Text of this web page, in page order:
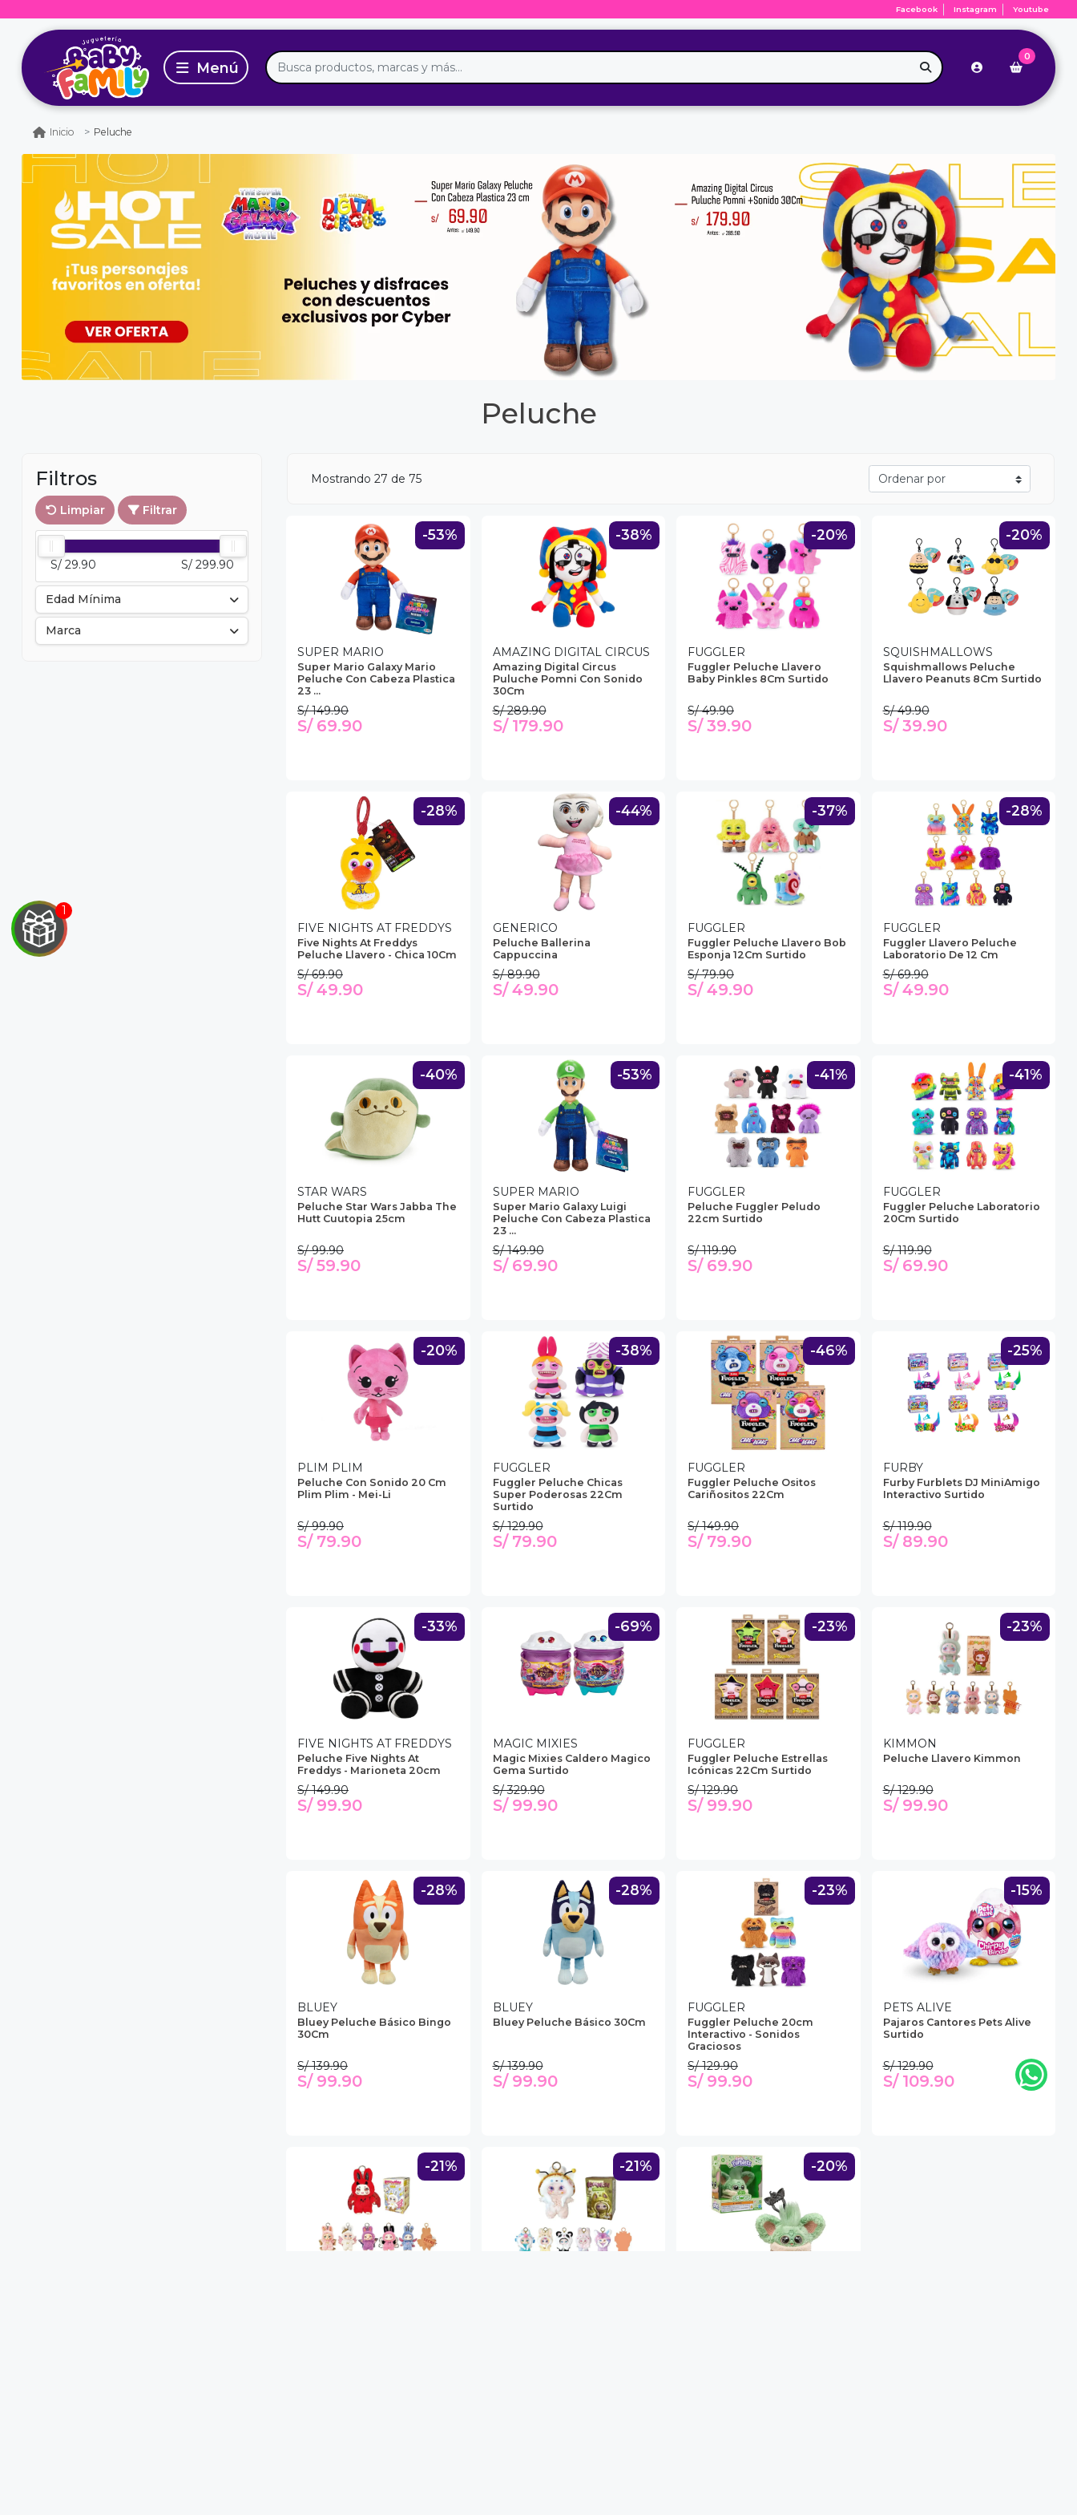
Facebook Instagram Youtube
0
Inicio Peluche
Peluche
Filtros
Limpiar Filtrar
S/ 29.90 S/ 299.90
Edad Mínima
Marca
Mostrando 27 de 75
-53%
SUPER MARIO
Super Mario Galaxy Mario
Peluche Con Cabeza Plastica
23 ...
S/ 149.90
S/ 69.90
-38%
AMAZING DIGITAL CIRCUS
Amazing Digital Circus
Puluche Pomni Con Sonido
30Cm
S/ 289.90
S/ 179.90
-20%
FUGGLER
Fuggler Peluche Llavero
Baby Pinkles 8Cm Surtido
S/ 49.90
S/ 39.90
-20%
SQUISHMALLOWS
Squishmallows Peluche
Llavero Peanuts 8Cm Surtido
S/ 49.90
S/ 39.90
-28%
FIVE NIGHTS AT FREDDYS
Five Nights At Freddys
Peluche Llavero - Chica 10Cm
S/ 69.90
S/ 49.90
-44%
GENERICO
Peluche Ballerina
Cappuccina
S/ 89.90
S/ 49.90
-37%
FUGGLER
Fuggler Peluche Llavero Bob
Esponja 12Cm Surtido
S/ 79.90
S/ 49.90
-28%
FUGGLER
Fuggler Llavero Peluche
Laboratorio De 12 Cm
S/ 69.90
S/ 49.90
-40%
STAR WARS
Peluche Star Wars Jabba The
Hutt Cuutopia 25cm
S/ 99.90
S/ 59.90
-53%
SUPER MARIO
Super Mario Galaxy Luigi
Peluche Con Cabeza Plastica
23 ...
S/ 149.90
S/ 69.90
-41%
FUGGLER
Peluche Fuggler Peludo
22cm Surtido
S/ 119.90
S/ 69.90
-41%
FUGGLER
Fuggler Peluche Laboratorio
20Cm Surtido
S/ 119.90
S/ 69.90
-20%
PLIM PLIM
Peluche Con Sonido 20 Cm
Plim Plim - Mei-Li
S/ 99.90
S/ 79.90
-38%
FUGGLER
Fuggler Peluche Chicas
Super Poderosas 22Cm
Surtido
S/ 129.90
S/ 79.90
-46%
FUGGLER
Fuggler Peluche Ositos
Cariñositos 22Cm
S/ 149.90
S/ 79.90
-25%
FURBY
Furby Furblets DJ MiniAmigo
Interactivo Surtido
S/ 119.90
S/ 89.90
-33%
FIVE NIGHTS AT FREDDYS
Peluche Five Nights At
Freddys - Marioneta 20cm
S/ 149.90
S/ 99.90
-69%
MAGIC MIXIES
Magic Mixies Caldero Magico
Gema Surtido
S/ 329.90
S/ 99.90
-23%
FUGGLER
Fuggler Peluche Estrellas
Icónicas 22Cm Surtido
S/ 129.90
S/ 99.90
-23%
KIMMON
Peluche Llavero Kimmon
S/ 129.90
S/ 99.90
-28%
BLUEY
Bluey Peluche Básico Bingo
30Cm
S/ 139.90
S/ 99.90
-28%
BLUEY
Bluey Peluche Básico 30Cm
S/ 139.90
S/ 99.90
-23%
FUGGLER
Fuggler Peluche 20cm
Interactivo - Sonidos
Graciosos
S/ 129.90
S/ 99.90
-15%
PETS ALIVE
Pajaros Cantores Pets Alive
Surtido
S/ 129.90
S/ 109.90
-21% -21% -20%